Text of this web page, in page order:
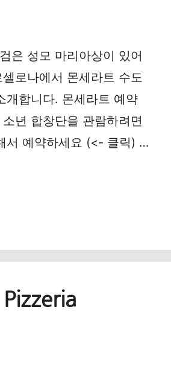
은 성모 마리아상이 있어
로나에서 몬세라트 수도
개합니다. 몬세라트 예약
년 합창단을 관람하려면
서 예약하세요 (<- 클릭) …